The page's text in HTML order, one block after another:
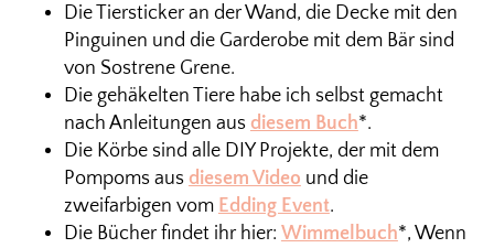
Die Tiersticker an der Wand, die Decke mit den
Pinguinen und die Garderobe mit dem Bär sind
von Sostrene Grene.
Die gehäkelten Tiere habe ich selbst gemacht
nach Anleitungen aus diesem Buch*.
Die Körbe sind alle DIY Projekte, der mit dem
Pompoms aus diesem Video und die
zweifarbigen vom Edding Event.
Die Bücher findet ihr hier: Wimmelbuch*, Wenn